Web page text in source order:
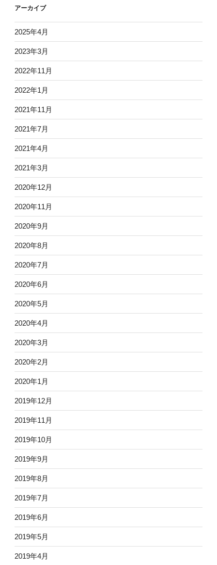
アーカイブ
2025年4月
2023年3月
2022年11月
2022年1月
2021年11月
2021年7月
2021年4月
2021年3月
2020年12月
2020年11月
2020年9月
2020年8月
2020年7月
2020年6月
2020年5月
2020年4月
2020年3月
2020年2月
2020年1月
2019年12月
2019年11月
2019年10月
2019年9月
2019年8月
2019年7月
2019年6月
2019年5月
2019年4月